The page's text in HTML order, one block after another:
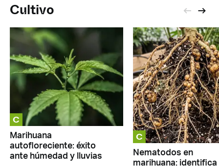
Cultivo
C
Marihuana
autofloreciente: éxito
ante húmedad y lluvias
C
Nematodos en
marihuana: identifica